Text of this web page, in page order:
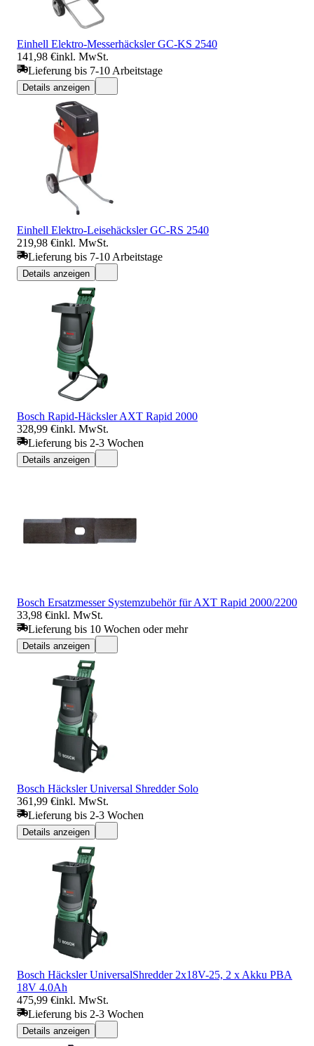
Einhell Elektro-Messerhäcksler GC-KS 2540
141,98 €inkl. MwSt.
Lieferung bis 7-10 Arbeitstage
Details anzeigen
Einhell Elektro-Leisehäcksler GC-RS 2540
219,98 €inkl. MwSt.
Lieferung bis 7-10 Arbeitstage
Details anzeigen
Bosch Rapid-Häcksler AXT Rapid 2000
328,99 €inkl. MwSt.
Lieferung bis 2-3 Wochen
Details anzeigen
Bosch Ersatzmesser Systemzubehör für AXT Rapid 2000/2200
33,98 €inkl. MwSt.
Lieferung bis 10 Wochen oder mehr
Details anzeigen
Bosch Häcksler Universal Shredder Solo
361,99 €inkl. MwSt.
Lieferung bis 2-3 Wochen
Details anzeigen
Bosch Häcksler UniversalShredder 2x18V-25, 2 x Akku PBA
18V 4.0Ah
475,99 €inkl. MwSt.
Lieferung bis 2-3 Wochen
Details anzeigen